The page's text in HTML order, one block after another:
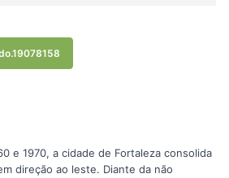
e 1970, a cidade de Fortaleza consolida
direção ao leste. Diante da não